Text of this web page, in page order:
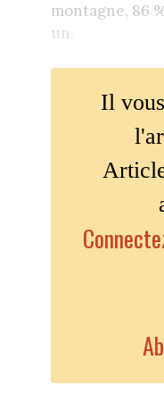
montagne, 86
un.
Il